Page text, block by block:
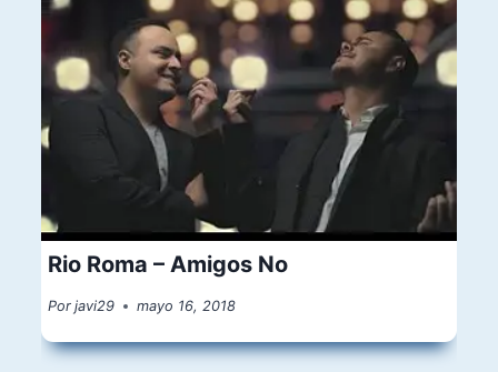
Rio Roma – Amigos No
Por javi29 mayo 16, 2018